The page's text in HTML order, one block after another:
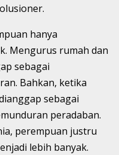
hanya
Mengurus rumah dan
sebagai
Bahkan, ketika
sebagai
peradaban.
perempuan justru
lebih banyak.